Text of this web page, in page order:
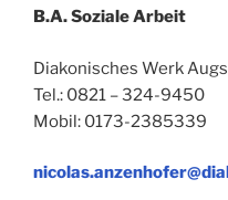
B.A. Soziale Arbeit
Diakonisches Werk
Tel.: 0821 – 324-9450
Mobil: 0173-2385339